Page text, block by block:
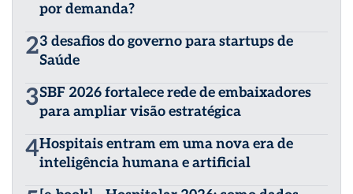
por demanda?
23 desafios do governo para startups de
Saúde
3SBF 2026 fortalece rede de embaixadores
para ampliar visão estratégica
4Hospitais entram em uma nova era de
inteligência humana e artificial